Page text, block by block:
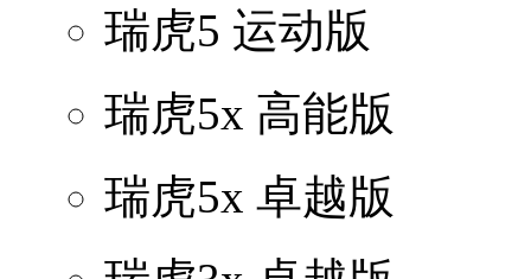
瑞虎5 运动版
瑞虎5x 高能版
瑞虎5x 卓越版